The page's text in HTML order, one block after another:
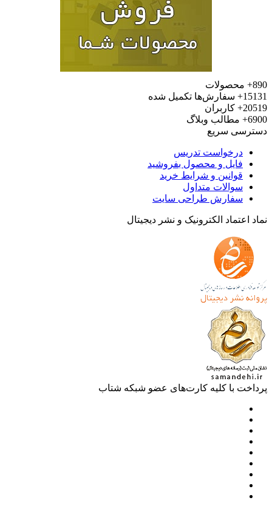
محصولات
سفارش‌ها تکمیل شده
کاربران
مطالب وبلاگ
سریع
درخواست تدریس
فایل و محصول بفروشید
قوانین و شرایط خرید
سوالات متداول
سفارش طراحی سایت
اعتماد الکترونیک و نشر دیجیتال
با کلیه کارت‌های عضو شبکه شتاب